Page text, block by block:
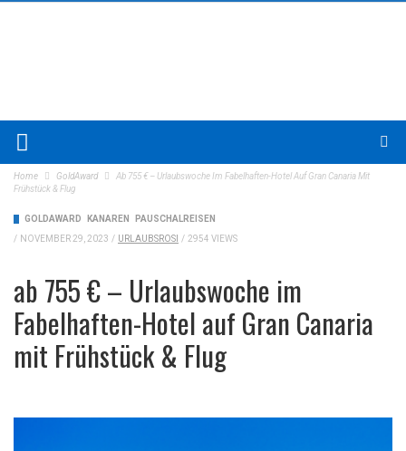
Home GoldAward
Ab 755 € – Urlaubswoche Im Fabelhaften-Hotel Auf Gran Canaria Mit
Frühstück & Flug
GOLDAWARD KANAREN
PAUSCHALREISEN
/ NOVEMBER 29, 2023 / URLAUBSROSI / 2954 VIEWS
ab 755 € – Urlaubswoche im
Fabelhaften-Hotel auf Gran Canaria
mit Frühstück & Flug